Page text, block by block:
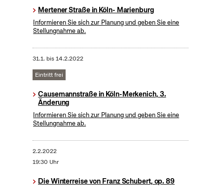
Mertener Straße in Köln- Marienburg
Informieren Sie sich zur Planung und geben Sie eine
Stellungnahme ab.
31.1. bis14.2.2022
Eintritt frei
Causemannstraße in Köln-Merkenich, 3.
Änderung
Informieren Sie sich zur Planung und geben Sie eine
Stellungnahme ab.
2.2.2022
19:30 Uhr
Die Winterreise von Franz Schubert, op. 89